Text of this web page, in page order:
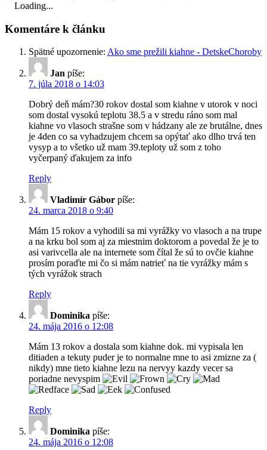
Loading...
Komentáre k článku
Spätné upozornenie: Ako sme prežili kiahne - DetskeChoroby
Jan píše:
7. júla 2018 o 14:03
Dobrý deň mám?30 rokov dostal som kiahne v utorok v noci
som dostal vysokú teplotu 38.5 a v stredu ráno som mal
kiahne vo vlasoch strašne som v hádzany ale ze brutálne, dnes
je 4den co sa vyhadzujem chcem sa opýtať ako dlho trvá ten
vysyp a to všetko už mam 39.teploty už som z toho
vyčerpaný ďakujem za info
Reply
Vladimír Gábor píše:
24. marca 2018 o 9:40
Mám 15 rokov a vyhodili sa mi vyrážky vo vlasoch a na trupe
a na krku bol som aj za miestnim doktorom a povedal že je to
asi varivcella ale na internete som čítal že sú to ovčie kiahne
prosím poraďte mi čo si mám natrieť na tie vyrážky mám s
tých vyrážok strach
Reply
Dominika píše:
24. mája 2016 o 12:08
Mám 13 rokov a dostala som kiahne dok. mi vypisala len
ditiaden a tekuty puder je to normalne mne to asi zmizne za (
nikdy) mne tieto kiahne lezu na nervyy kazdy vecer sa
poriadne nevyspim
Reply
Dominika píše:
24. mája 2016 o 12:08